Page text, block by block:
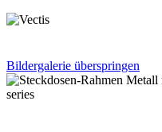
Bildergalerie überspringen